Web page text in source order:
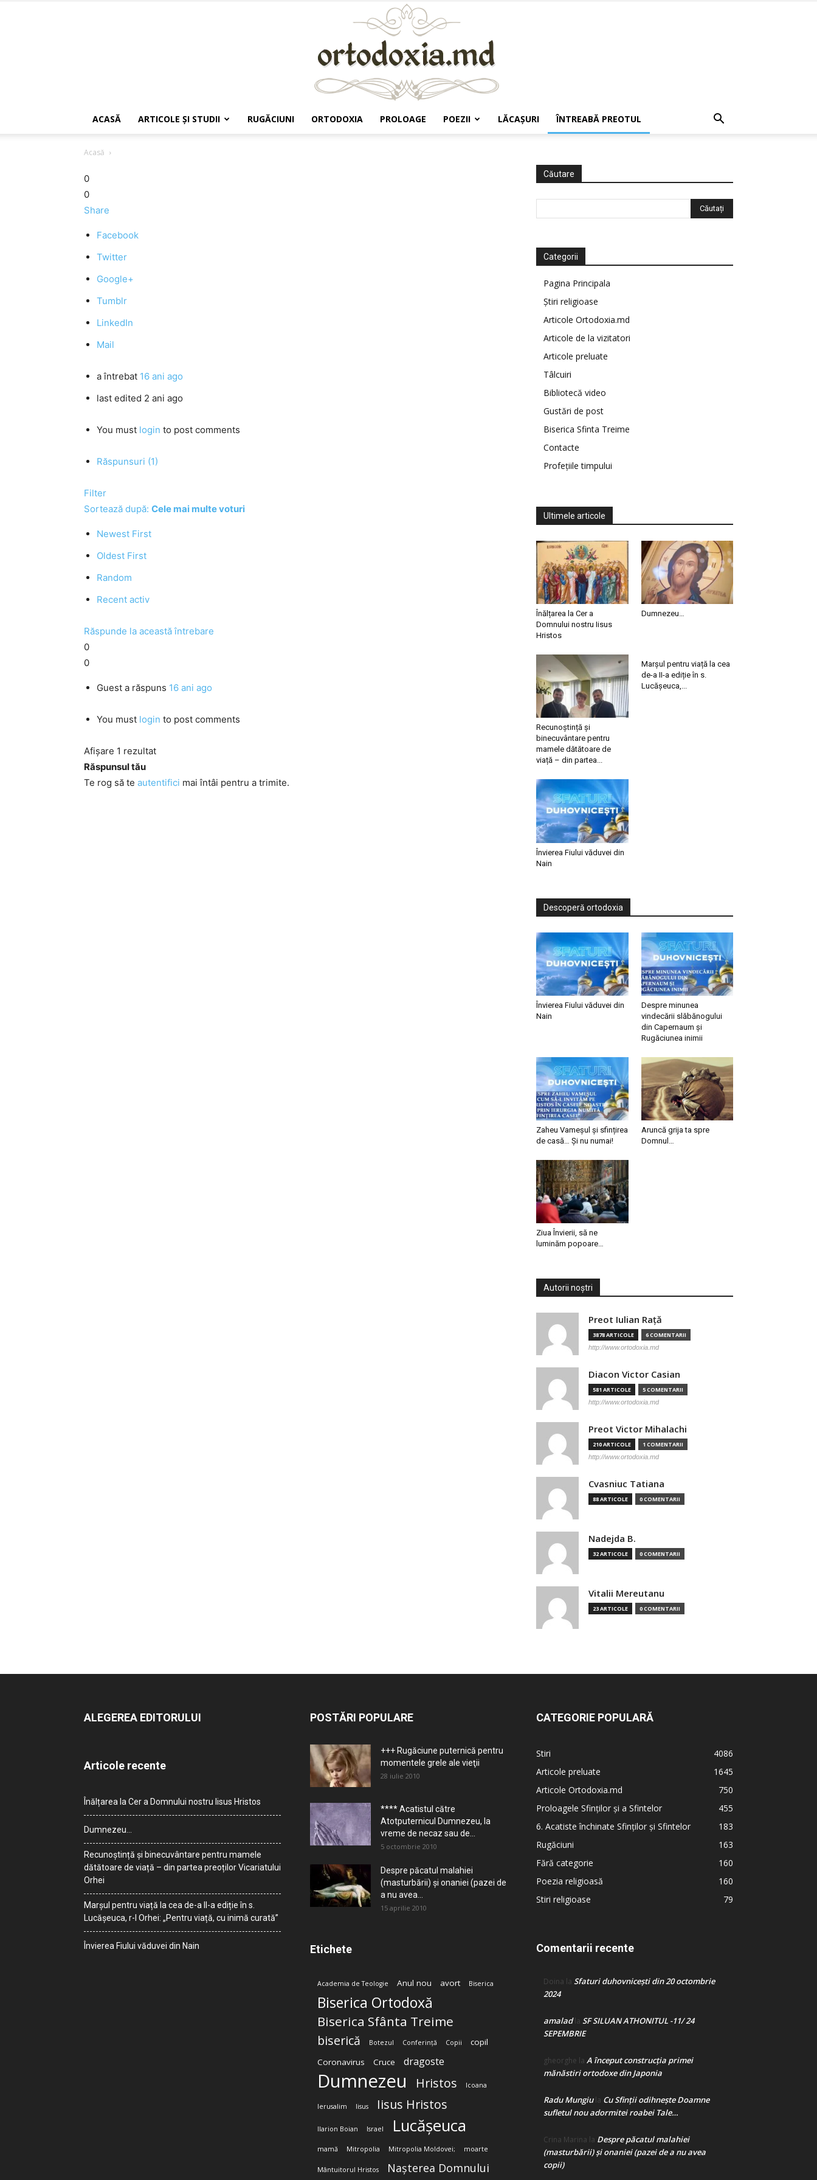
ACASĂ ARTICOLE ŞI STUDII RUGĂCIUNI ORTODOXIA PROLOAGE POEZII LĂCAŞURI ÎNTREABĂ PREOTUL
Acasă
0
0
Share
Facebook
Twitter
Google+
Tumblr
LinkedIn
Mail
a întrebat 16 ani ago
last edited 2 ani ago
You must login to post comments
Răspunsuri (1)
Filter
Sortează după: Cele mai multe voturi
Newest First
Oldest First
Random
Recent activ
Răspunde la această întrebare
0
0
Guest a răspuns 16 ani ago
You must login to post comments
Afișare 1 rezultat
Răspunsul tău
Te rog să te autentifici mai întâi pentru a trimite.
Căutare
Categorii
Pagina Principala
Știri religioase
Articole Ortodoxia.md
Articole de la vizitatori
Articole preluate
Tâlcuiri
Bibliotecă video
Gustări de post
Biserica Sfinta Treime
Contacte
Profețiile timpului
Ultimele articole
Înălțarea la Cer a
Domnului nostru Iisus
Hristos
Dumnezeu…
Recunoștință și
binecuvântare pentru
mamele dătătoare de
viață – din partea...
Marșul pentru viață la cea
de-a II-a ediție în s.
Lucășeuca,...
Învierea Fiului văduvei din
Nain
Descoperă ortodoxia
Învierea Fiului văduvei din
Nain
Despre minunea
vindecării slăbănogului
din Capernaum și
Rugăciunea inimii
Zaheu Vameșul și sfințirea
de casă… Și nu numai!
Aruncă grija ta spre
Domnul…
Ziua Învierii, să ne
luminăm popoare…
Autorii noștri
Preot Iulian Raţă
3878 ARTICOLE 6 COMENTARII
http://www.ortodoxia.md
Diacon Victor Casian
581 ARTICOLE 5 COMENTARII
http://www.ortodoxia.md
Preot Victor Mihalachi
210 ARTICOLE 1 COMENTARII
http://www.ortodoxia.md
Cvasniuc Tatiana
88 ARTICOLE 0 COMENTARII
Nadejda B.
32 ARTICOLE 0 COMENTARII
Vitalii Mereutanu
23 ARTICOLE 0 COMENTARII
ALEGEREA EDITORULUI
Articole recente
Înălțarea la Cer a Domnului nostru Iisus Hristos
Dumnezeu…
Recunoștință și binecuvântare pentru mamele
dătătoare de viață – din partea preoților Vicariatului
Orhei
Marșul pentru viață la cea de-a II-a ediție în s.
Lucășeuca, r-l Orhei: „Pentru viață, cu inimă curată”
Învierea Fiului văduvei din Nain
POSTĂRI POPULARE
+++ Rugăciune puternică pentru
momentele grele ale vieţii
28 iulie 2010
**** Acatistul către
Atotputernicul Dumnezeu, la
vreme de necaz sau de...
5 octombrie 2010
Despre păcatul malahiei
(masturbării) şi onaniei (pazei de
a nu avea...
15 aprilie 2010
Etichete
Academia de Teologie Anul nou avort Biserica
Biserica Ortodoxă
Biserica Sfânta Treime
biserică Botezul Conferință Copii
copil
Coronavirus
Cruce dragoste
Dumnezeu Hristos Icoana
Ierusalim Iisus Iisus Hristos
Ilarion Boian Israel Lucășeuca
mamă Mitropolia Mitropolia Moldovei; moarte
Mântuitorul Hristos Nașterea Domnului
CATEGORIE POPULARĂ
Stiri
4086
Articole preluate
1645
Articole Ortodoxia.md
750
Proloagele Sfinților și a Sfintelor
455
6. Acatiste închinate Sfinților și Sfintelor
183
Rugăciuni
163
Fără categorie
160
Poezia religioasă
160
Stiri religioase
79
Comentarii recente
Doina la Sfaturi duhovnicești din 20 octombrie
2024
amaladla SF SILUAN ATHONITUL -11/ 24
SEPEMBRIE
gheorghe la A început construcţia primei
mănăstiri ortodoxe din Japonia
Radu Mungiula Cu Sfinții odihnește Doamne
sufletul nou adormitei roabei Tale…
Crina Marina la Despre păcatul malahiei
(masturbării) şi onaniei (pazei de a nu avea
copii)